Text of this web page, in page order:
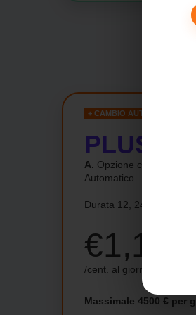
+ CAMBIO AUTOMATICO
PLUS +
A. Opzione con Cambio
Automatico.
Durata 12, 24 e 36 mesi
€1,18
/cent. al giorno
Massimale 4500 € per